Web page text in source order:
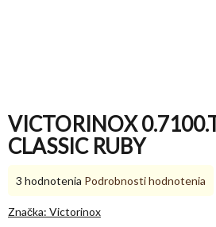
VICTORINOX
CLASSIC RUBY
Priemerné
produktu
3 hodnotenia Podrobnosti hodnotenia
Značka: Victorinox